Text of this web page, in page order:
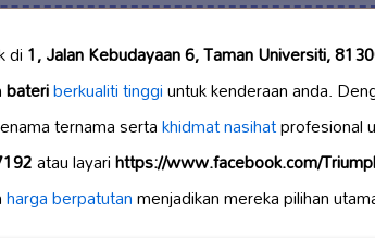
di1, Jalan Kebudayaan 6, Taman Universiti,
bateriberkualiti tinggiuntuk kenderaan anda.
ternama sertakhidmat nasihatprofesional
atau layarihttps://www.facebook.com/
harga berpatutanmenjadikan mereka pilihan